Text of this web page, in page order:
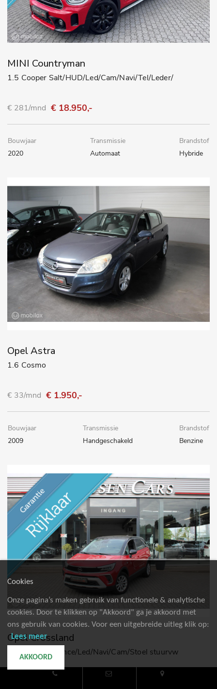
MINI Countryman
1.5 Cooper Salt/HUD/Led/Cam/Navi/Tel/Leder/
€ 281/mnd € 18.950,-
Bouwjaar
2020
Transmissie
Automaat
Brandstof
Hybride
Opel Astra
1.6 Cosmo
€ 33/mnd € 1.950,-
Bouwjaar
2009
Transmissie
Handgeschakeld
Brandstof
Benzine
Opel Crossland
1.2 Turbo Elegance/Led/Navi/Cam/Stoel stuurvw
Cookies
Onze pagina’s maken gebruik van functionele & analytische
cookies. Door te klikken op "Akkoord" ga je akkoord met
ons gebruik van cookies. Voor een uitgebreide uitleg klik op:
Lees meer
AKKOORD